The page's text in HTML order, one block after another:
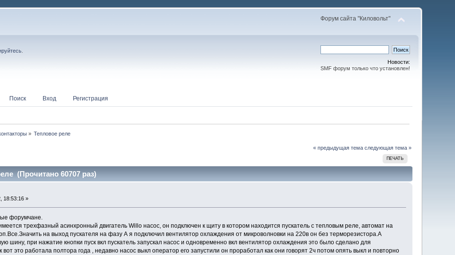
Форум сайта "Киловольт"
Новости:
SMF форум только что установлен!
Поиск Вход Регистрация
» Тепловое реле
« предыдущая тема следующая тема »
ПЕЧАТЬ
(Прочитано 60707 раз)
18:53:16 »
форумчане.
трехфазный асинхронный двигатель Willo насос, он подключен к щиту в котором находится пускатель с тепловым реле, автомат на
на выход пускателя на фазу А я подключил вентилятор охлаждения от микроволновки на 220в он без терморезистора.А
шину, при нажатие кнопки пуск вкл пускатель запускал насос и одновременно вкл вентилятор охлаждения это было сделано для
вот это работала полтора года , недавно насос выкл оператор его запустили он проработал как они говорят 2ч потом опять выкл и повторно